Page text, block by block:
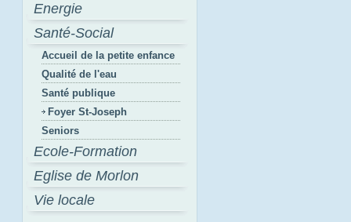
Energie
Santé-Social
Accueil de la petite enfance
Qualité de l'eau
Santé publique
Foyer St-Joseph
Seniors
Ecole-Formation
Eglise de Morlon
Vie locale